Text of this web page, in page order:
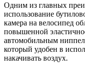
Одним из главных
использование
камера на велосипед
повышенной
автомобильным
который удобен в
накачивать воздух.